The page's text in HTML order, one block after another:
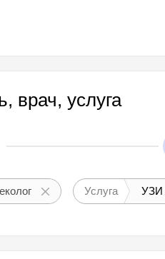
врач, услуга
Услуга УЗИ